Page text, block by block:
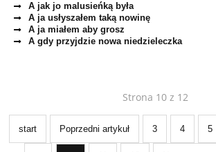
A jak jo malusieńką była
A ja usłyszałem taką nowinę
A ja miałem aby grosz
A gdy przyjdzie nowa niedzieleczka
Strona 10 z 12
start Poprzedni artykuł 3 4 5